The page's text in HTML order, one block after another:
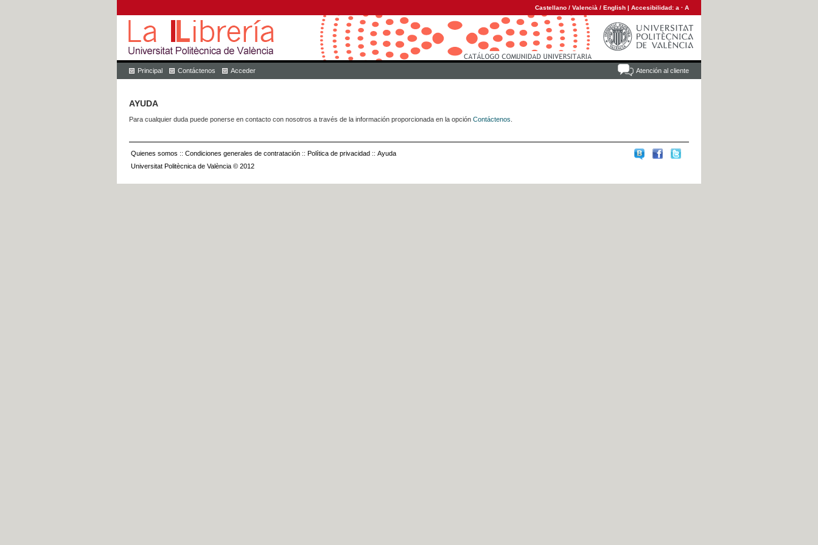
Castellano / Valencià / English | Accesibilidad: a · A
Atención al cliente
Principal Contáctenos Acceder
AYUDA
Para cualquier duda puede ponerse en contacto con nosotros a través de la información proporcionada en la opción Contáctenos
Quienes somos :: Condiciones generales de contratación :: Política de privacidad :: Ayuda
Universitat Politècnica de València © 2012